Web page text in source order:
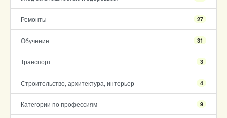
Ремонты 27
Обучение 31
Транспорт 3
Строительство, архитектура, интерьер 4
Категории по профессиям 9